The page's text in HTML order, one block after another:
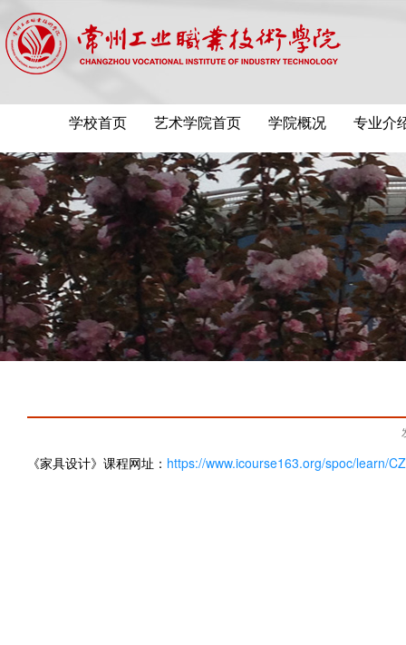
学校首页 艺术学院首页 学院概况 专业介
《家具设计》课程网址： https://www.icourse163.org/spoc/learn/